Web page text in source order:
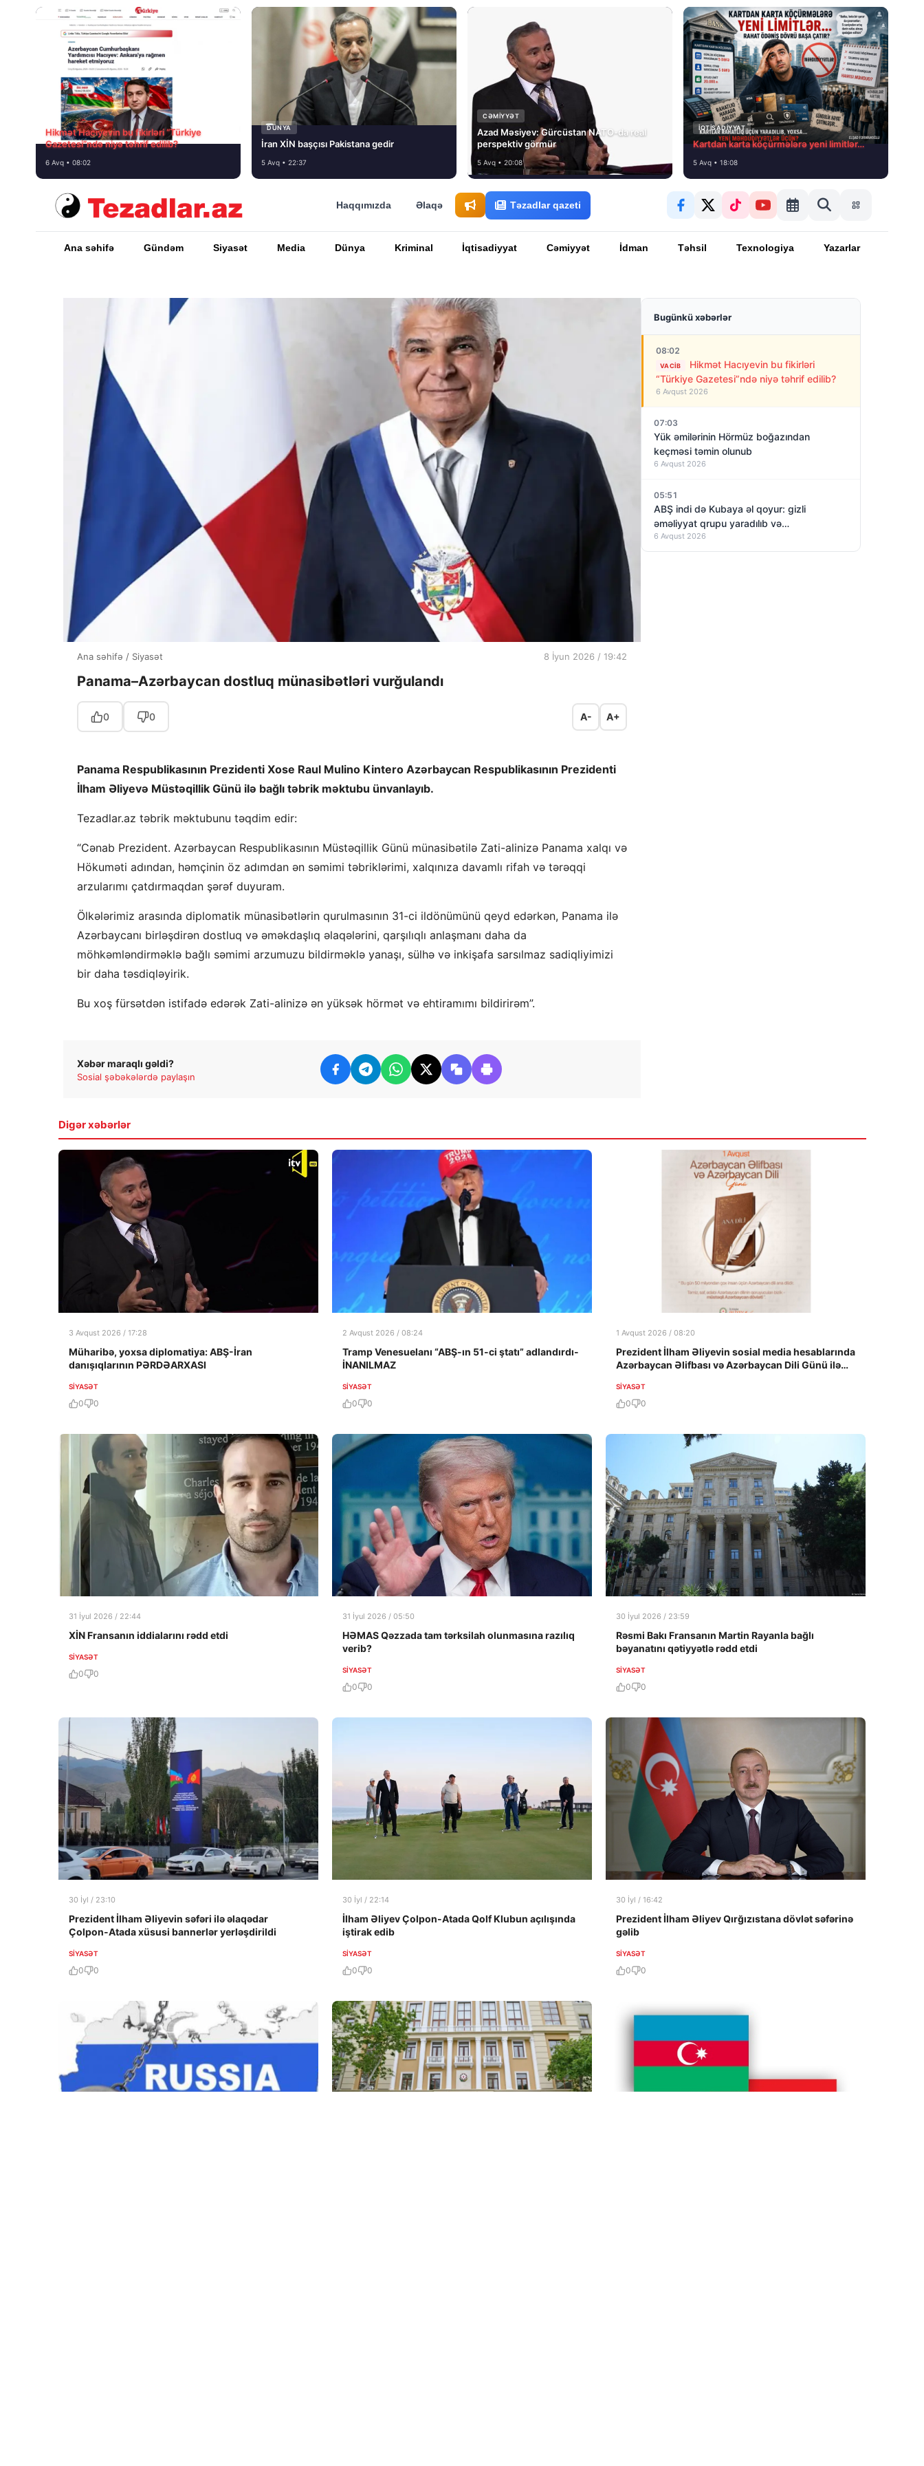
Hikmət Hacıyevin bu fikirləri “Türkiye
Gazetesi”ndə niyə təhrif edilib?
6 Avq • 08:02
DÜNYA
İran XİN başçısı Pakistana gedir
5 Avq • 22:37
CƏMIYYƏT
Azad Məsiyev: Gürcüstan NATO-da real
perspektiv görmür
5 Avq • 20:08
İQTISADIYYAT
Kartdan karta köçürmələrə yeni limitlər…
5 Avq • 18:08
Haqqımızda Əlaqə Təzadlar qazeti
Ana səhifə Gündəm Siyasət Media Dünya Kriminal İqtisadiyyat Cəmiyyət İdman Təhsil Texnologiya Yazarlar
Ana səhifə / Siyasət 8 İyun 2026 / 19:42
Panama–Azərbaycan dostluq münasibətləri vurğulandı
0 0 A- A+
Panama Respublikasının Prezidenti Xose Raul Mulino Kintero Azərbaycan Respublikasının Prezidenti
İlham Əliyevə Müstəqillik Günü ilə bağlı təbrik məktubu ünvanlayıb.
Tezadlar.az təbrik məktubunu təqdim edir:
“Cənab Prezident. Azərbaycan Respublikasının Müstəqillik Günü münasibətilə Zati-alinizə Panama xalqı və
Hökuməti adından, həmçinin öz adımdan ən səmimi təbriklərimi, xalqınıza davamlı rifah və tərəqqi
arzularımı çatdırmaqdan şərəf duyuram.
Ölkələrimiz arasında diplomatik münasibətlərin qurulmasının 31-ci ildönümünü qeyd edərkən, Panama ilə
Azərbaycanı birləşdirən dostluq və əməkdaşlıq əlaqələrini, qarşılıqlı anlaşmanı daha da
möhkəmləndirməklə bağlı səmimi arzumuzu bildirməklə yanaşı, sülhə və inkişafa sarsılmaz sadiqliyimizi
bir daha təsdiqləyirik.
Bu xoş fürsətdən istifadə edərək Zati-alinizə ən yüksək hörmət və ehtiramımı bildirirəm”.
Xəbər maraqlı gəldi?
Sosial şəbəkələrdə paylaşın
Bugünkü xəbərlər
08:02
VACIB
Hikmət Hacıyevin bu fikirləri
“Türkiye Gazetesi”ndə niyə təhrif edilib?
6 Avqust 2026
07:03
Yük əmilərinin Hörmüz boğazından
keçməsi təmin olunub
6 Avqust 2026
05:51
ABŞ indi də Kubaya əl qoyur: gizli
əməliyyat qrupu yaradılıb və…
6 Avqust 2026
Digər xəbərlər
3 Avqust 2026 / 17:28
Müharibə, yoxsa diplomatiya: ABŞ-İran
danışıqlarının PƏRDƏARXASI
SIYASƏT
0 0
2 Avqust 2026 / 08:24
Tramp Venesuelanı “ABŞ-ın 51-ci ştatı” adlandırdı-
İNANILMAZ
SIYASƏT
0 0
1 Avqust 2026 / 08:20
Prezident İlham Əliyevin sosial media hesablarında
Azərbaycan Əlifbası və Azərbaycan Dili Günü ilə
SIYASƏT
0 0
31 İyul 2026 / 22:44
XİN Fransanın iddialarını rədd etdi
SIYASƏT
0 0
31 İyul 2026 / 05:50
HƏMAS Qəzzada tam tərksilah olunmasına razılıq
verib?
SIYASƏT
0 0
30 İyul 2026 / 23:59
Rəsmi Bakı Fransanın Martin Rayanla bağlı
bəyanatını qətiyyətlə rədd etdi
SIYASƏT
0 0
30 İyl / 23:10
Prezident İlham Əliyevin səfəri ilə əlaqədar
Çolpon-Atada xüsusi bannerlər yerləşdirildi
SIYASƏT
0 0
30 İyl / 22:14
İlham Əliyev Çolpon-Atada Qolf Klubun açılışında
iştirak edib
SIYASƏT
0 0
30 İyl / 16:42
Prezident İlham Əliyev Qırğızıstana dövlət səfərinə
gəlib
SIYASƏT
0 0